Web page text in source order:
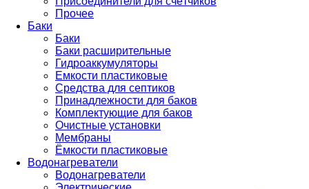
Прочее
Баки
Баки
Баки расширительные
Гидроаккумуляторы
Емкости пластиковые
Средства для септиков
Принадлежности для баков
Комплектующие для баков
Очистные установки
Мембраны
Ёмкости пластиковые
Водонагреватели
Водонагреватели